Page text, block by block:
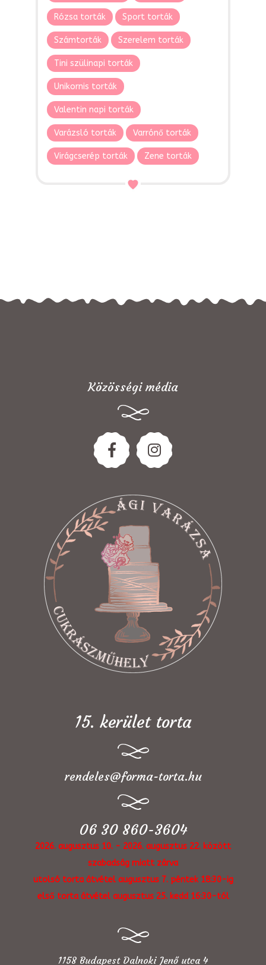
Rózsa torták Sport torták
Számtorták Szerelem torták
Tini szülinapi torták
Unikornis torták
Valentin napi torták
Varázsló torták Varrónő torták
Virágcserép torták Zene torták
Közösségi média
15. kerület torta
rendeles@forma-torta.hu
06 30 860-3604
2026. augusztus 10. - 2026. augusztus 22. között
szabadság miatt zárva
utolsó torta átvétel augusztus 7. péntek 18:30-ig
első torta átvétel augusztus 25. kedd 16:30-tól
1158 Budapest Dalnoki Jenő utca 4